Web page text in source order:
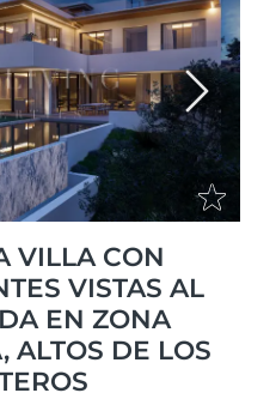
Next
VILLA CON
VISTAS AL
EN ZONA
ALTOS DE LOS